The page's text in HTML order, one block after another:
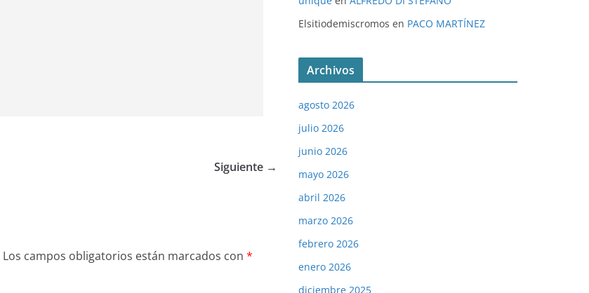
Siguiente →
Los campos obligatorios están marcados con *
Elsitiodemiscromos en PACO MARTÍNEZ
Archivos
agosto 2026
julio 2026
junio 2026
mayo 2026
abril 2026
marzo 2026
febrero 2026
enero 2026
diciembre 2025